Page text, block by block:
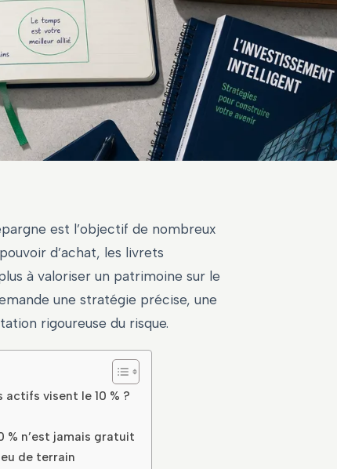
est l’objectif de nombreux
d’achat, les livrets
à valoriser un patrimoine sur le
une stratégie précise, une
rigoureuse du risque.
visent le 10 % ?
% n’est jamais gratuit
de terrain